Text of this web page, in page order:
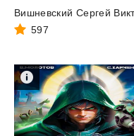
597